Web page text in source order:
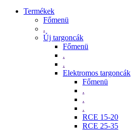
Termékek
Főmenü
.
Új targoncák
Főmenü
.
.
Elektromos targoncák
Főmenü
.
.
.
RCE 15-20
RCE 25-35